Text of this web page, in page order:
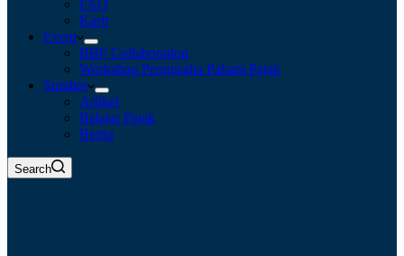
FAQ
Karir
Event
BBF Collaboration
Workshop Pengusaha Paham Pajak
Sumber
Artikel
Belajar Pajak
Berita
Search